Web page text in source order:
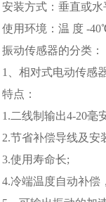
安装方式：垂直或
使用环境：温 度 -
振动传感器的分类：
1、相对式电动传感
特点：
1.二线制输出4-20毫
2.节省补偿导线及安
3.使用寿命长;
4.冷端温度自动补偿